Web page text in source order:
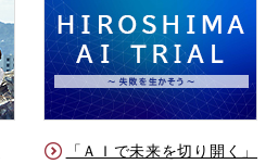
「ＡＩで未来を切り開く」